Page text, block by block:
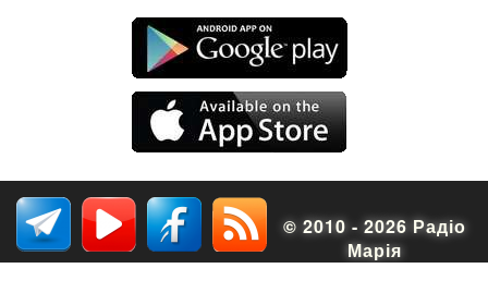
© 2010 - 2026 Радіо
Марія